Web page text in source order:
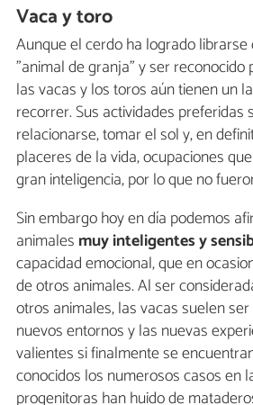
Vaca y toro
Aunque el cerdo ha logrado
"animal de granja" y ser reconocido
las vacas y los toros aún tienen un
recorrer. Sus actividades preferidas
relacionarse, tomar el sol y, en
placeres de la vida, ocupaciones
gran inteligencia, por lo que no
Sin embargo hoy en día podemos
animales muy inteligentes y
capacidad emocional, que en
de otros animales. Al ser
otros animales, las vacas suelen
nuevos entornos y las nuevas
valientes si finalmente se
conocidos los numerosos casos en
progenitoras han huido de